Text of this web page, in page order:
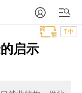
T中
启示